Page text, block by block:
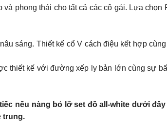
phong thái cho tất cả các cô gái. Lựa chọn
sáng. Thiết kế cổ V cách điệu kết hợp
thiết kế với đường xếp ly bản lớn cùng sự
nếu nàng bỏ lỡ set đồ all-white dưới
trung.